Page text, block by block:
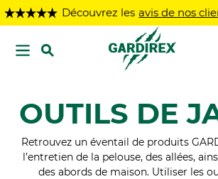
les avis de nos clients
OUTILS DE
Retrouvez un éventail de produits
l’entretien de la pelouse, des allées,
des abords de maison. Utiliser les